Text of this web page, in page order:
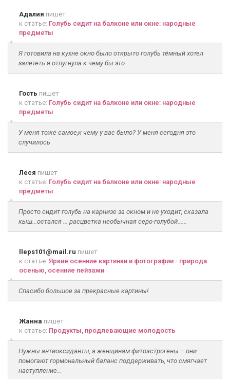
Адалия пишет
к статье: Голубь сидит на балконе или окне: народные
предметы
Я готовила на кухне окно было открыто голубь тёмный хотел
залететь я отпугнула к чему бы это
Гость пишет
к статье: Голубь сидит на балконе или окне: народные
предметы
У меня тоже самое,к чему у вас было? У меня сегодня это
случилось
Леся пишет
к статье: Голубь сидит на балконе или окне: народные
предметы
Просто сидит голубь на карнизе за окном и не уходит, сказала
кыш...остался ... расцветка необычная серо-голубой......
lleps101@mail.ru пишет
к статье: Яркие осенние картинки и фотографии - природа
осенью, осенние пейзажи
Спасибо большое за прекрасные картины!
Жанна пишет
к статье: Продукты, продлевающие молодость
Нужны антиоксиданты, а женщинам фитоэстрогены – они
помогают гормональный баланс поддерживать, что смягчает
наступление...